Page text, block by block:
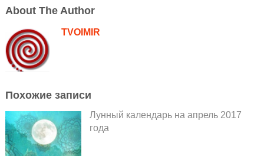
About The Author
TVOIMIR
Похожие записи
Лунный календарь на апрель 2017
года